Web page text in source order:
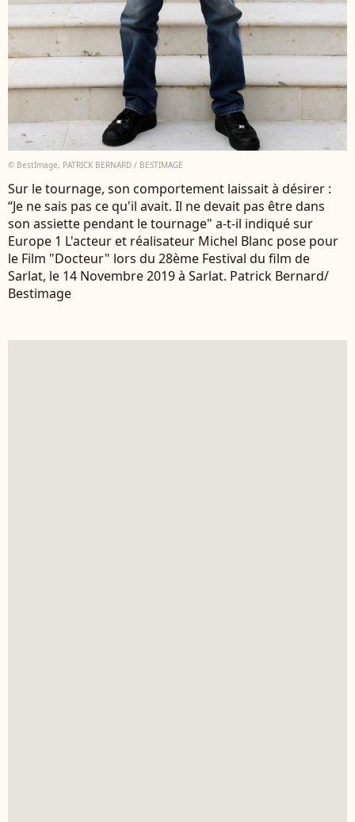
© BestImage, PATRICK BERNARD / BESTIMAGE
Sur le tournage, son comportement laissait à désirer :
“Je ne sais pas ce qu'il avait. Il ne devait pas être dans
son assiette pendant le tournage" a-t-il indiqué sur
Europe 1 L'acteur et réalisateur Michel Blanc pose pour
le Film "Docteur" lors du 28ème Festival du film de
Sarlat, le 14 Novembre 2019 à Sarlat. Patrick Bernard/
Bestimage